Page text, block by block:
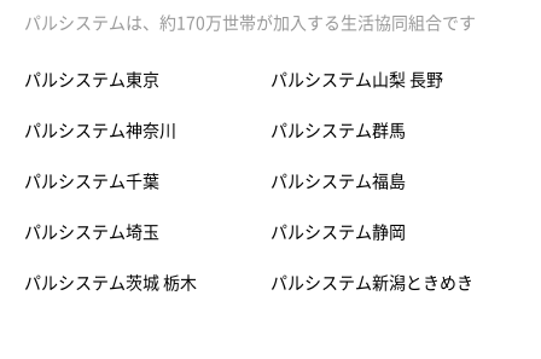
パルシステムは、約170万世帯が加入する生活協同組合です
パルシステム東京
パルシステム神奈川
パルシステム千葉
パルシステム埼玉
パルシステム茨城 栃木
パルシステム山梨 長野
パルシステム群馬
パルシステム福島
パルシステム静岡
パルシステム新潟ときめき